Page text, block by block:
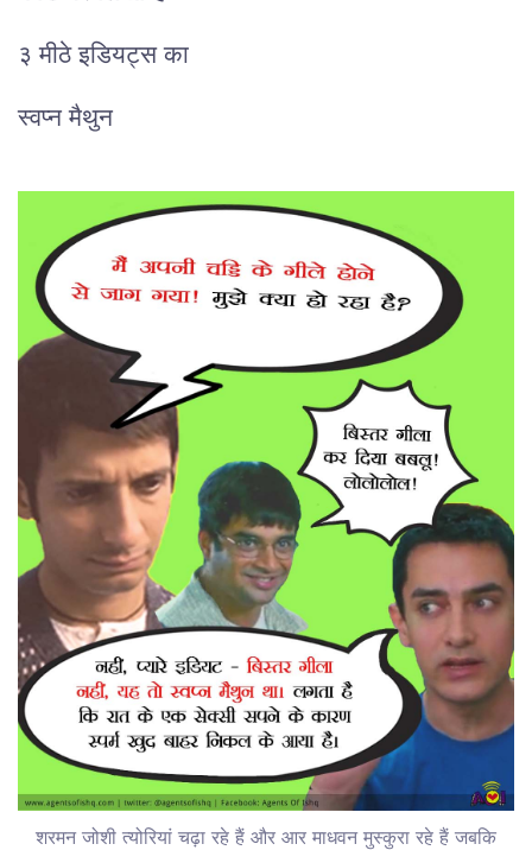
३ मीठे इडियट्स का
स्वप्न मैथुन
शरमन जोशी त्योरियां चढ़ा रहे हैं और आर माधवन मुस्कुरा रहे हैं जबकि